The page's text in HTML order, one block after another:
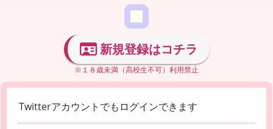
新規登録はコチラ
※１８歳未満（高校生不可）利用禁止
Twitterアカウントでもログインできます